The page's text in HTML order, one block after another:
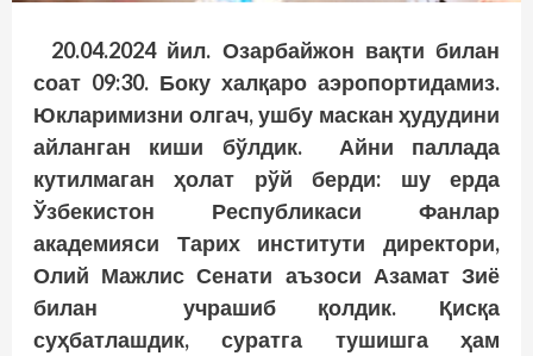
20.04.2024 йил. Озарбайжон вақти билан
соат 09:30. Боку халқаро аэропортидамиз.
Юкларимизни олгач, ушбу маскан ҳудудини
айланган киши бўлдик. Айни паллада
кутилмаган ҳолат рўй берди: шу ерда
Ўзбекистон Республикаси Фанлар
академияси Тарих институти директори,
Олий Мажлис Сенати аъзоси Азамат Зиё
билан учрашиб қолдик. Қисқа
суҳбатлашдик, суратга тушишга ҳам